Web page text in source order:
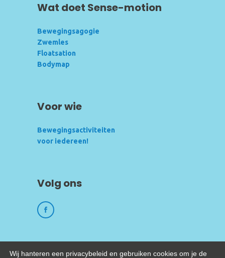
Wat doet Sense-motion
Bewegingsagogie
Zwemles
Floatsation
Bodymap
Voor wie
Bewegingsactiviteiten
voor iedereen!
Volg ons
Wij hanteren een privacybeleid en gebruiken cookies om je de